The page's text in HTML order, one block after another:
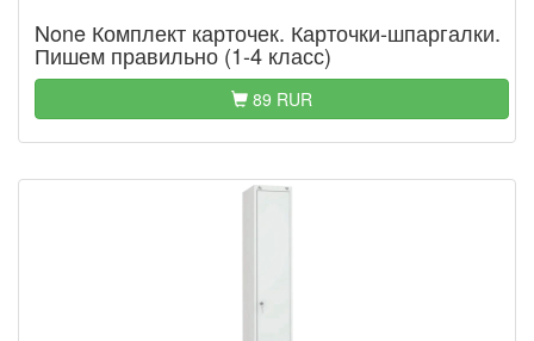
None Комплект карточек. Карточки-шпаргалки.
Пишем правильно (1-4 класс)
89 RUR